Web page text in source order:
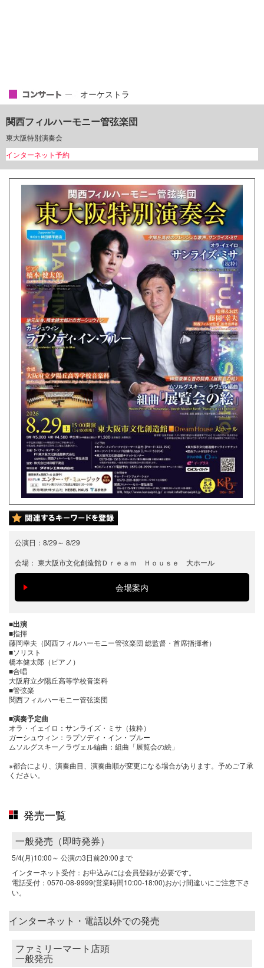
オーケストラ
関西フィルハーモニー管弦楽団
東大阪特別演奏会
インターネット予約
公演日： 8/29～ 8/29
会場： 東大阪市文化創造館Ｄｒｅａｍ Ｈｏｕｓｅ 大ホール
■出演
■指揮
藤岡幸夫（関西フィルハーモニー管弦楽団 総監督・首席指揮者）
■ソリスト
橋本健太郎（ピアノ）
■合唱
大阪府立夕陽丘高等学校音楽科
■管弦楽
関西フィルハーモニー管弦楽団
■演奏予定曲
オラ・イェイロ：サンライズ・ミサ（抜粋）
ガーシュウィン：ラプソディ・イン・ブルー
ムソルグスキー／ラヴェル編曲：組曲「展覧会の絵」
※都合により、演奏曲目、演奏曲順が変更になる場合があります。予めご了承
ください。
発売一覧
一般発売（即時発券）
5/4(月)10:00～ 公演の3日前20:00まで
インターネット受付：お申込みには会員登録が必要です。
電話受付：0570-08-9999(営業時間10:00-18:00)おかけ間違いにご注意下さ
い。
インターネット・電話以外での発売
ファミリーマート店頭
一般発売